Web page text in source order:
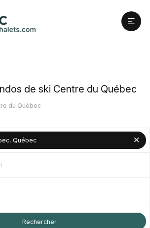
de ski Centre du Québec
du Québec